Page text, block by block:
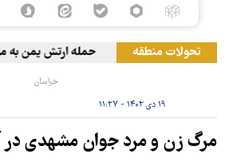
تحولات منطقه حمله ارتش یمن به
خراسان
۱۹ دی ۱۴۰۲ - ۱۱:۲۷
مرگ زن و مرد جوان مشهدی